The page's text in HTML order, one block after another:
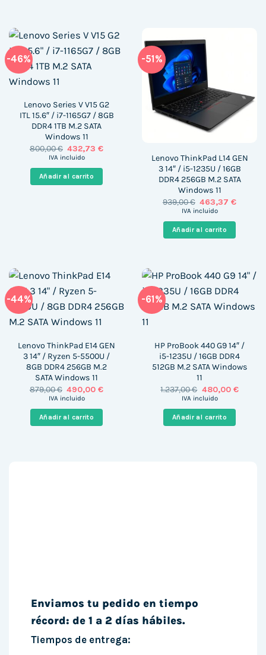
-46%
Lenovo Series V V15 G2
ITL 15.6″ / i7-1165G7 / 8GB
DDR4 1TB M.2 SATA
Windows 11
800,00€ El
precio
era:
800,00 €.
432,73€El
IVA incluido
Añadir al carrito
-51%
Lenovo ThinkPad L14 GEN
3 14″ / i5-1235U / 16GB
DDR4 256GB M.2 SATA
Windows 11
939,00€ El
precio
era:
939,00 €.
463,37€El
IVA incluido
Añadir al carrito
-44%
Lenovo ThinkPad E14 GEN
3 14″ / Ryzen 5-5500U /
8GB DDR4 256GB M.2
SATA Windows 11
879,00€ El
precio
era:
879,00 €.
490,00€El
IVA incluido
Añadir al carrito
-61%
HP ProBook 440 G9 14″ /
i5-1235U / 16GB DDR4
512GB M.2 SATA Windows
11
1.237,00€ El
precio
era:
1.237,00 €.
480,00 €El
IVA incluido
Añadir al carrito
Enviamos tu pedido en tiempo
récord: de 1 a 2 días hábiles.
Tiempos de entrega: